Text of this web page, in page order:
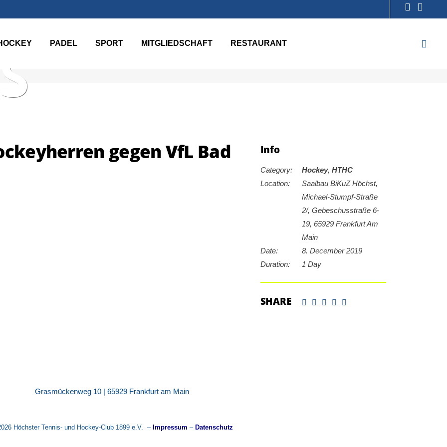
PADEL SPORT MITGLIEDSCHAFT RESTAURANT
gegen VfL Bad Info
Category: Hockey, HTHC
Location:
Saalbau BiKuZ Höchst,
Michael-Stumpf-Straße
2/, Gebeschusstraße 6-
19, 65929 Frankfurt Am
Main
Date:
8. December 2019
Duration:
1 Day
SHARE
Grasmückenweg 10 | 65929 Frankfurt am Main
Höchster Tennis- und Hockey-Club 1899 e.V. – Impressum – Datenschutz